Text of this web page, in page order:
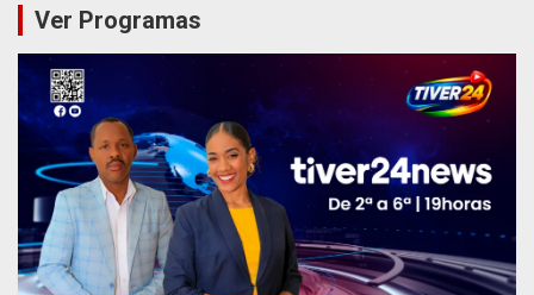
Ver Programas